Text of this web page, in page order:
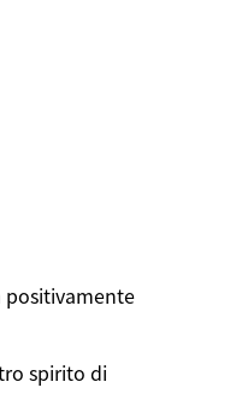
positivamente
spirito di